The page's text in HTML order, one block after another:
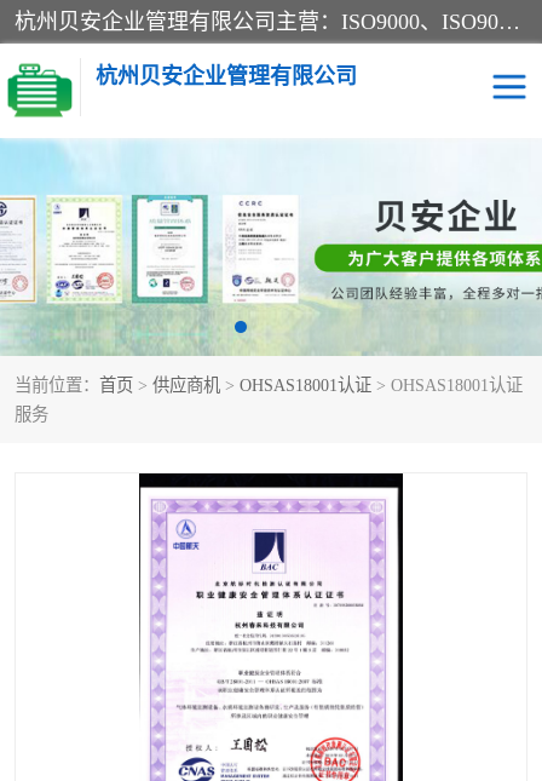
杭州贝安企业管理有限公司主营：ISO9000、ISO9000认证、ISO9001认证、ISO14000认证、ISO14001认证等系列企业认证服务。
杭州贝安企业管理有限公司
当前位置： 首页 > 供应商机 > OHSAS18001认证 > OHSAS18001认证
服务
CE认证 ISO13485认证
SA认证 CCC认证
OHSAS18001认证
45001认证